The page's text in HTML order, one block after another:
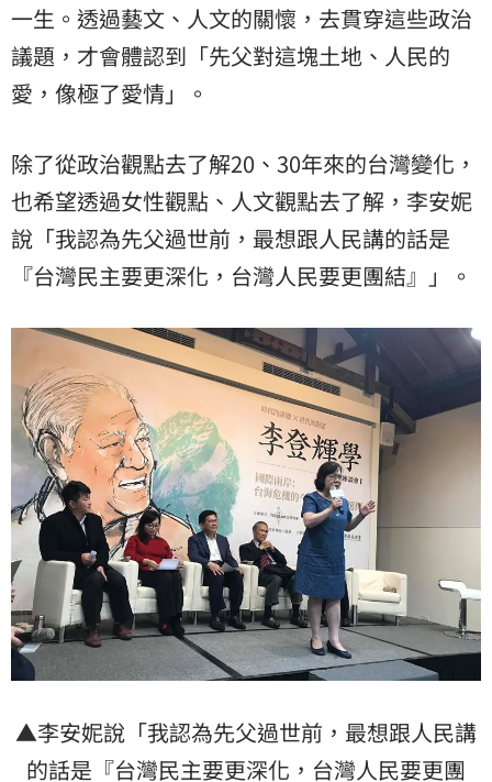
一生。透過藝文、人文的關懷，去貫穿這些政治
議題，才會體認到「先父對這塊土地、人民的
愛，像極了愛情」。
除了從政治觀點去了解20、30年來的台灣變化，
也希望透過女性觀點、人文觀點去了解，李安妮
說「我認為先父過世前，最想跟人民講的話是
『台灣民主要更深化，台灣人民要更團結』」。
▲李安妮說「我認為先父過世前，最想跟人民講
的話是『台灣民主要更深化，台灣人民要更團